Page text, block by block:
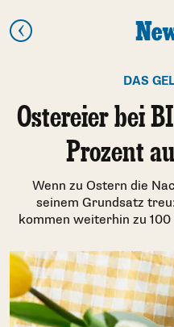
DAS
Ostereier bei
Prozent
Wenn zu Ostern die
seinem Grundsatz
kommen weiterhin zu